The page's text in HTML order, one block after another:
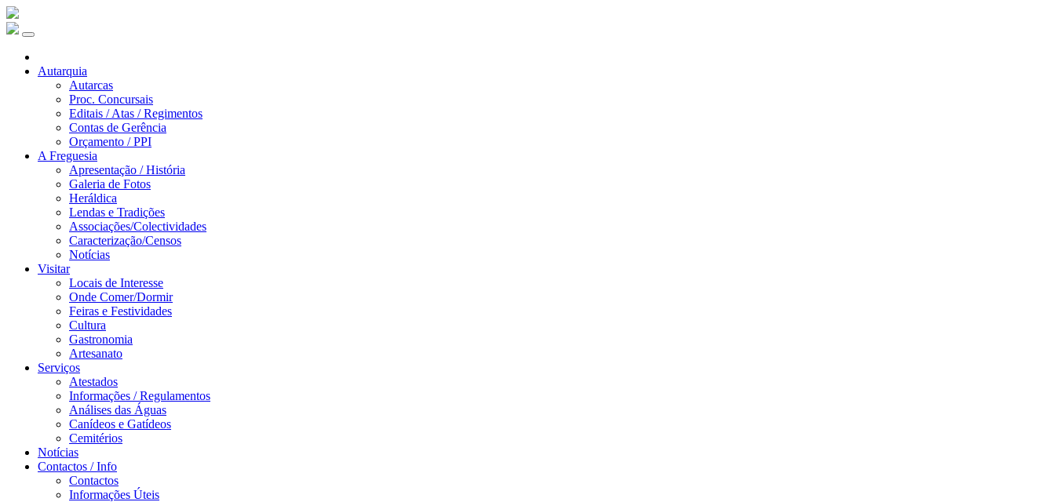
Autarquia
Autarcas
Proc. Concursais
Editais / Atas / Regimentos
Contas de Gerência
Orçamento / PPI
A Freguesia
Apresentação / História
Galeria de Fotos
Heráldica
Lendas e Tradições
Associações/Colectividades
Caracterização/Censos
Notícias
Visitar
Locais de Interesse
Onde Comer/Dormir
Feiras e Festividades
Cultura
Gastronomia
Artesanato
Serviços
Atestados
Informações / Regulamentos
Análises das Águas
Canídeos e Gatídeos
Cemitérios
Notícias
Contactos / Info
Contactos
Informações Úteis